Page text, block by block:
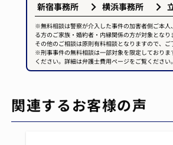
新宿事務所 横浜事務所
※無料相談は警察が介入した事件の加害者側ご本人
る方のご家族・婚約者・内縁関係の方が対象となり
その他のご相談は原則有料相談となりますので、ご
※刑事事件の無料相談は一部対象を限定しておりま
ください。詳細は弁護士費用ページをご覧ください。
関連するお客様の声